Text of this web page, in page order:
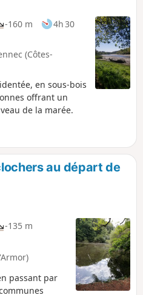
-160 m
4h 30
(Côtes-
en sous-bois
offrant un
de la marée.
au départ de
-135 m
passant par